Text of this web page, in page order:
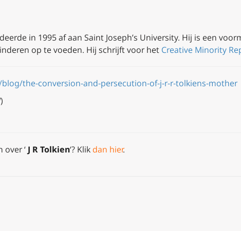
in 1995 af aan Saint Joseph’s University. Hij is een
op te voeden. Hij schrijft voor het Creative Minority
the-conversion-and-persecution-of-j-r-r-tolkiens-mother
‘ J R Tolkien‘? Klik dan hier.